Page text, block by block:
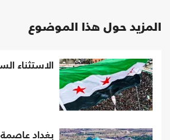
المزيد حول هذا الموضوع
الاستثناء
بغداد عاصمة